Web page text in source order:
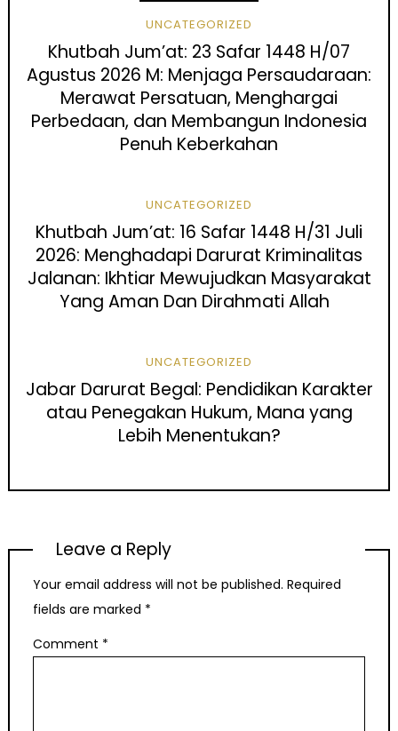
UNCATEGORIZED
Khutbah Jum’at: 23 Safar 1448 H/07
Agustus 2026 M: Menjaga Persaudaraan:
Merawat Persatuan, Menghargai
Perbedaan, dan Membangun Indonesia
Penuh Keberkahan
UNCATEGORIZED
Khutbah Jum’at: 16 Safar 1448 H/31 Juli
2026: Menghadapi Darurat Kriminalitas
Jalanan: Ikhtiar Mewujudkan Masyarakat
Yang Aman Dan Dirahmati Allah
UNCATEGORIZED
Jabar Darurat Begal: Pendidikan Karakter
atau Penegakan Hukum, Mana yang
Lebih Menentukan?
Leave a Reply
Your email address will not be published. Required
fields are marked *
Comment *